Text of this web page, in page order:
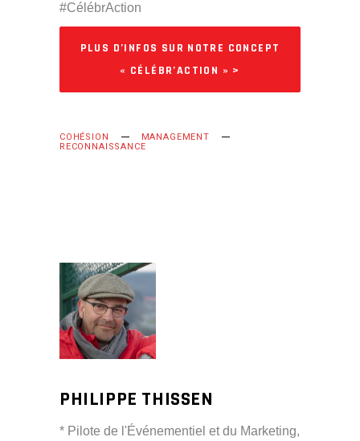
#CélébrAction
PLUS D’INFOS SUR NOTRE CONCEPT
« CÉLÉBR’ACTION » >
COHÉSION MANAGEMENT
RECONNAISSANCE
PHILIPPE THISSEN
* Pilote de l'Événementiel et du Marketing,